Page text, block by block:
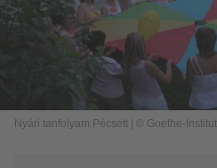
Nyári tanfolyam Pécsett © Goethe-